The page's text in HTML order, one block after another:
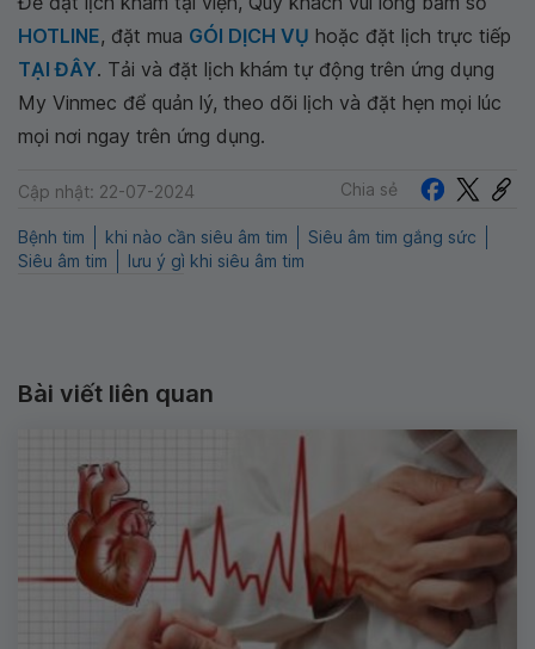
HOTLINE, đặt mua GÓI DỊCH VỤ hoặc đặt lịch trực tiếp
TẠI ĐÂY. Tải và đặt lịch khám tự động trên ứng dụng
My Vinmec để quản lý, theo dõi lịch và đặt hẹn mọi lúc
mọi nơi ngay trên ứng dụng.
Cập nhật: 22-07-2024 Chia sẻ
Bệnh tim khi nào cần siêu âm tim
Siêu âm tim gắng sức
Siêu âm tim
lưu ý gì khi siêu âm tim
Bài viết liên quan